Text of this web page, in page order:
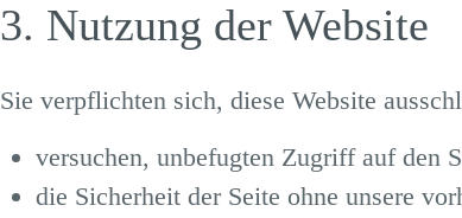
3. Nutzung der Website
Sie verpflichten sich, diese Website
versuchen, unbefugten Zugriff auf den
die Sicherheit der Seite ohne unsere